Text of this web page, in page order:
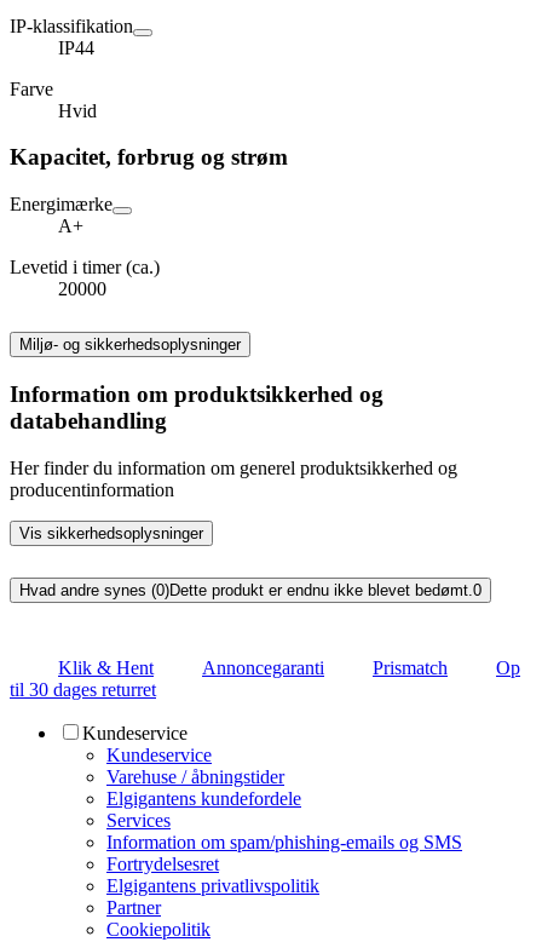
IP-klassifikation
IP44
Farve
Hvid
Kapacitet, forbrug og strøm
Energimærke
A+
Levetid i timer (ca.)
20000
Miljø- og sikkerhedsoplysninger
Information om produktsikkerhed og
databehandling
Her finder du information om generel produktsikkerhed og
producentinformation
Vis sikkerhedsoplysninger
Hvad andre synes (0)Dette produkt er endnu ikke blevet bedømt. 0
Klik & Hent Annoncegaranti Prismatch
Op
til 30 dages returret
Kundeservice
Kundeservice
Varehuse / åbningstider
Elgigantens kundefordele
Services
Information om spam/phishing-emails og SMS
Fortrydelsesret
Elgigantens privatlivspolitik
Partner
Cookiepolitik